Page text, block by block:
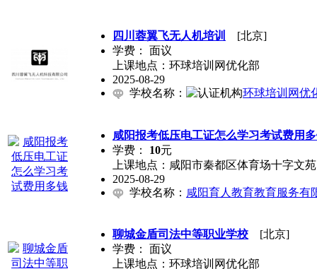
四川蓉翼飞无人机培训
[北京]
学费： 面议
上课地点：环球培训网优化部
2025-08-29
学校名称：
环球培训网优
咸阳报考低压电工证怎么学习考试费用
学费： 10元
上课地点：咸阳市秦都区体育场十字文
2025-08-29
学校名称： 咸阳育人教育教育服务有
聊城金盾司法中等职业学校 [北京]
学费： 面议
上课地点：环球培训网优化部